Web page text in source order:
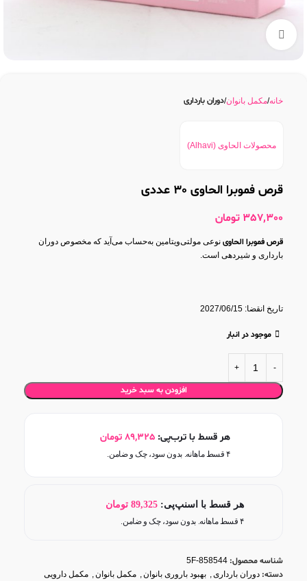
خانه مکمل بانوان دوران بارداری
محصولات الحاوی (Alhavi)
قرص فموبرا الحاوی 30 عددی
357,300 تومان
قرص فموبرا الحاوی نوعی مولتی‌ویتامین به‌حساب می‌آید که مخصوص دوران
بارداری و شیردهی است.
تاریخ انقضا: 2027/06/15
موجود در انبار
افزودن به سبد خرید
هر قسط با ترب‌پی: 89,325 تومان
۴ قسط ماهانه. بدون سود، چک و ضامن.
هر قسط با اسنپ‌پی: 89,325 تومان
۴ قسط ماهانه. بدون سود، چک و ضامن.
شناسه محصول: 5F-858544
دسته: دوران بارداری, بهبود باروری بانوان, مکمل بانوان, مکمل دارویی